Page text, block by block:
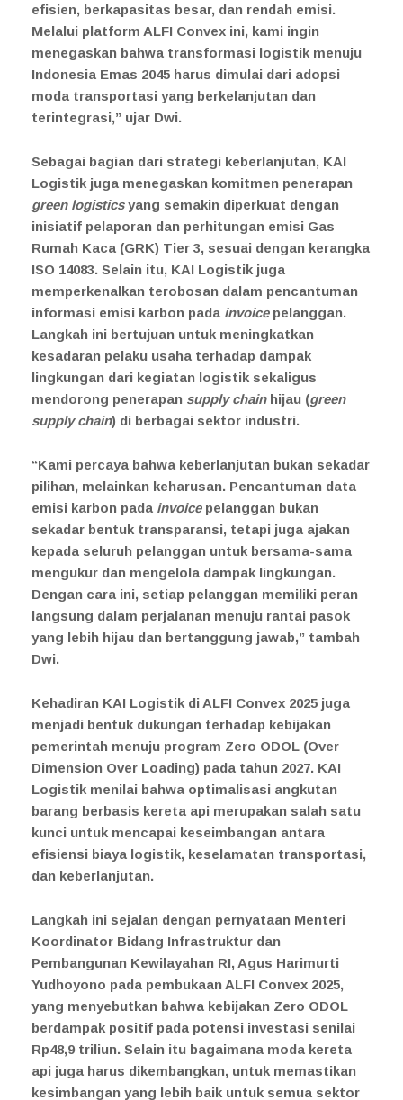
efisien, berkapasitas besar, dan rendah emisi.
Melalui platform ALFI Convex ini, kami ingin
menegaskan bahwa transformasi logistik menuju
Indonesia Emas 2045 harus dimulai dari adopsi
moda transportasi yang berkelanjutan dan
terintegrasi,” ujar Dwi.
Sebagai bagian dari strategi keberlanjutan, KAI
Logistik juga menegaskan komitmen penerapan
green logisticsyang semakin diperkuat dengan
inisiatif pelaporan dan perhitungan emisi Gas
Rumah Kaca (GRK) Tier 3, sesuai dengan kerangka
ISO 14083. Selain itu, KAI Logistik juga
memperkenalkan terobosan dalam pencantuman
informasi emisi karbon pada invoice pelanggan.
Langkah ini bertujuan untuk meningkatkan
kesadaran pelaku usaha terhadap dampak
lingkungan dari kegiatan logistik sekaligus
mendorong penerapan supply chainhijau (green
supply chain) di berbagai sektor industri.
“Kami percaya bahwa keberlanjutan bukan sekadar
pilihan, melainkan keharusan. Pencantuman data
emisi karbon pada invoicepelanggan bukan
sekadar bentuk transparansi, tetapi juga ajakan
kepada seluruh pelanggan untuk bersama-sama
mengukur dan mengelola dampak lingkungan.
Dengan cara ini, setiap pelanggan memiliki peran
langsung dalam perjalanan menuju rantai pasok
yang lebih hijau dan bertanggung jawab,” tambah
Dwi.
Kehadiran KAI Logistik di ALFI Convex 2025 juga
menjadi bentuk dukungan terhadap kebijakan
pemerintah menuju program Zero ODOL (Over
Dimension Over Loading) pada tahun 2027. KAI
Logistik menilai bahwa optimalisasi angkutan
barang berbasis kereta api merupakan salah satu
kunci untuk mencapai keseimbangan antara
efisiensi biaya logistik, keselamatan transportasi,
dan keberlanjutan.
Langkah ini sejalan dengan pernyataan Menteri
Koordinator Bidang Infrastruktur dan
Pembangunan Kewilayahan RI, Agus Harimurti
Yudhoyono pada pembukaan ALFI Convex 2025,
yang menyebutkan bahwa kebijakan Zero ODOL
berdampak positif pada potensi investasi senilai
Rp48,9 triliun. Selain itu bagaimana moda kereta
api juga harus dikembangkan, untuk memastikan
kesimbangan yang lebih baik untuk semua sektor